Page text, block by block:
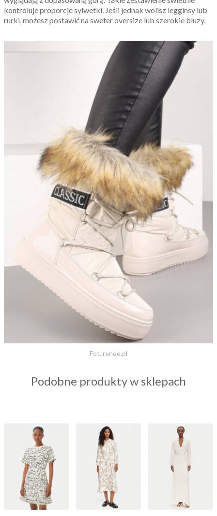
kontroluje proporcje sylwetki. Jeśli jednak wolisz legginsy lub
rurki, możesz postawić na sweter oversize lub szerokie bluzy.
Fot. renee.pl
Podobne produkty w sklepach